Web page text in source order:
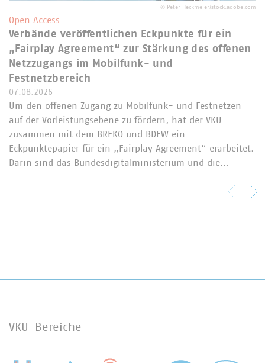
© Peter Heckmeier/stock.adobe.com
Open Access
Verbände veröffentlichen Eckpunkte für ein
„Fairplay Agreement“ zur Stärkung des offenen
Netzzugangs im Mobilfunk- und
Festnetzbereich
07.08.2026
Um den offenen Zugang zu Mobilfunk- und Festnetzen
auf der Vorleistungsebene zu fördern, hat der VKU
zusammen mit dem BREKO und BDEW ein
Eckpunktepapier für ein „Fairplay Agreement“ erarbeitet.
Darin sind das Bundesdigitalministerium und die…
VKU-Bereiche